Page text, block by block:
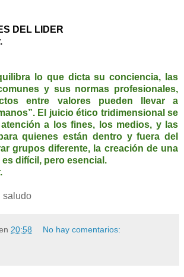
DEL LIDER
lo que dicta su conciencia, las
y sus normas profesionales,
entre valores pueden llevar a
El juicio ético tridimensional se
a los fines, los medios, y las
quienes están dentro y fuera del
grupos diferente, la creación de una
difícil, pero esencial.
saludo
20:58 No hay comentarios: